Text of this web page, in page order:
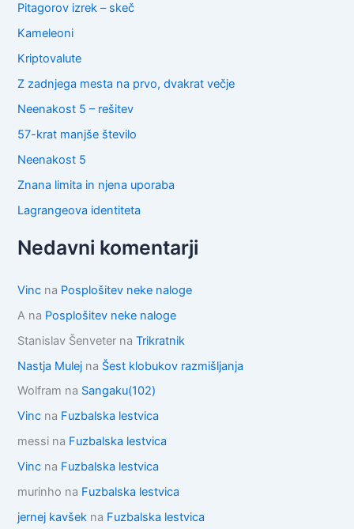
Pitagorov izrek – skeč
Kameleoni
Kriptovalute
Z zadnjega mesta na prvo, dvakrat večje
Neenakost 5 – rešitev
57-krat manjše število
Neenakost 5
Znana limita in njena uporaba
Lagrangeova identiteta
Nedavni komentarji
Vinc na Posplošitev neke naloge
A na Posplošitev neke naloge
Stanislav Šenveter naTrikratnik
Nastja Mulej na Šest klobukov razmišljanja
Wolfram na Sangaku(102)
Vinc na Fuzbalska lestvica
messi na Fuzbalska lestvica
Vinc na Fuzbalska lestvica
murinho na Fuzbalska lestvica
jernej kavšek na Fuzbalska lestvica